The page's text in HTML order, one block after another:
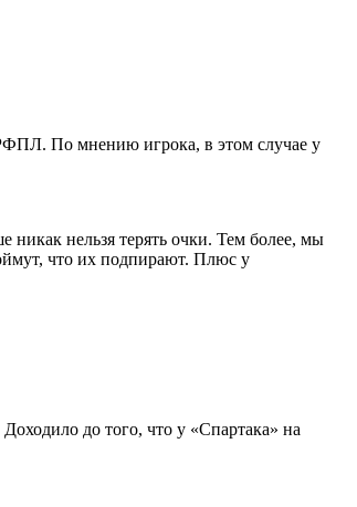
По мнению игрока, в этом случае у
никак нельзя терять очки. Тем более, мы
что их подпирают. Плюс у
до того, что у «Спартака» на